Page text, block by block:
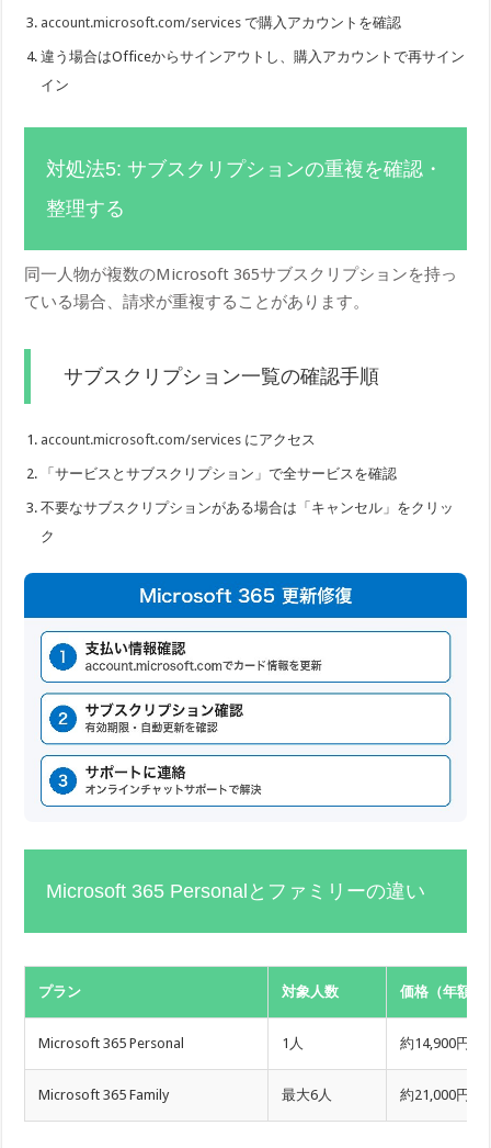
account.microsoft.com/services で購入アカウントを確認
違う場合はOfficeからサインアウトし、購入アカウントで再サイン
イン
対処法5: サブスクリプションの重複を確認・
整理する
同一人物が複数のMicrosoft 365サブスクリプションを持っ
ている場合、請求が重複することがあります。
サブスクリプション一覧の確認手順
account.microsoft.com/services にアクセス
「サービスとサブスクリプション」で全サービスを確認
不要なサブスクリプションがある場合は「キャンセル」をクリッ
ク
Microsoft 365 Personalとファミリーの違い
プラン 対象人数 価格（年額）
Microsoft 365 Personal 1人 約14,900円
Microsoft 365 Family 最大6人 約21,000円